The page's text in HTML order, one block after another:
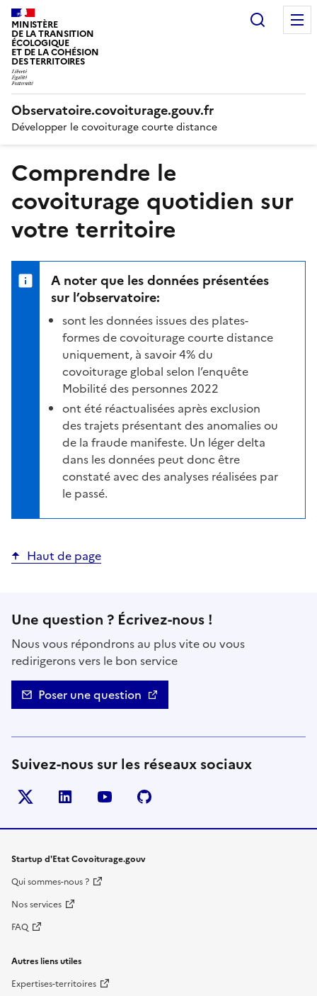
MINISTÈRE
DE LA TRANSITION
ÉCOLOGIQUE
ET DE LA COHÉSION
DES TERRITOIRES
Observatoire.covoiturage.gouv.fr
Développer le covoiturage courte distance
Comprendre le
covoiturage quotidien sur
votre territoire
A noter que les données présentées
sur l’observatoire:
sont les données issues des plates-
formes de covoiturage courte distance
uniquement, à savoir 4% du
covoiturage global selon l’enquête
Mobilité des personnes 2022
ont été réactualisées après exclusion
des trajets présentant des anomalies ou
de la fraude manifeste. Un léger delta
dans les données peut donc être
constaté avec des analyses réalisées par
le passé.
Haut de page
Une question ? Écrivez-nous !
Nous vous répondrons au plus vite ou vous
redirigerons vers le bon service
Poser une question
Suivez-nous sur les réseaux sociaux
Twitter
- nouvelle fenêtre
LinkedIn
- nouvelle fenêtre
YouTube
- nouvelle fenêtre
- nouvelle fenêtre
Startup d'Etat Covoiturage.gouv
Qui sommes-nous ?
Nos services
FAQ
Autres liens utiles
Expertises-territoires